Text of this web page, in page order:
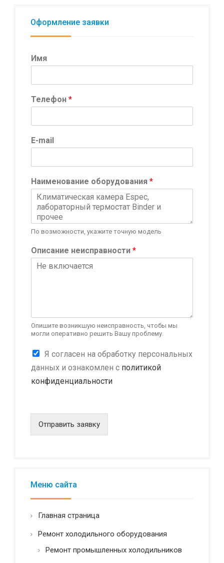
Оформление заявки
Имя
И
м
И
я
-
a
Телефон *
E-mail
Наименование оборудования *
По возможности, укажите точную модель
Описание неисправности *
Опишите возникшую неисправность, чтобы мы
могли оперативно решить Вашу проблему.
К
н
ф
е
н
с
*
Я согласен на обработку персональных
данных и ознакомлен с политикой
конфиденциальности
Отправить заявку
Меню сайта
Главная страница
Ремонт холодильного оборудования
Ремонт промышленных холодильников